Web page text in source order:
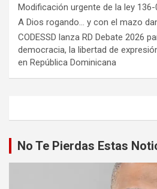
Modificación urgente de la ley 136-
A Dios rogando… y con el mazo
CODESSD lanza RD Debate 2026
democracia, la libertad de
en República Dominicana
No Te Pierdas Estas